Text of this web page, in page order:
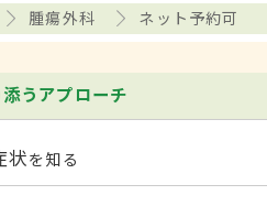
腫瘍外科 ネット予約可
うアプローチ
状を知る